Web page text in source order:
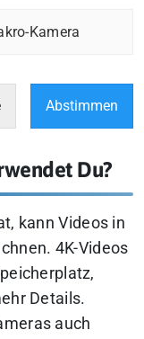
Kamera
Abstimmen
Du?
kann Videos in
4K-Videos
Details.
auch